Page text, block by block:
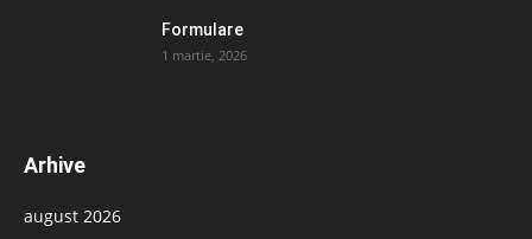
Formulare
1 martie, 2026
Arhive
august 2026